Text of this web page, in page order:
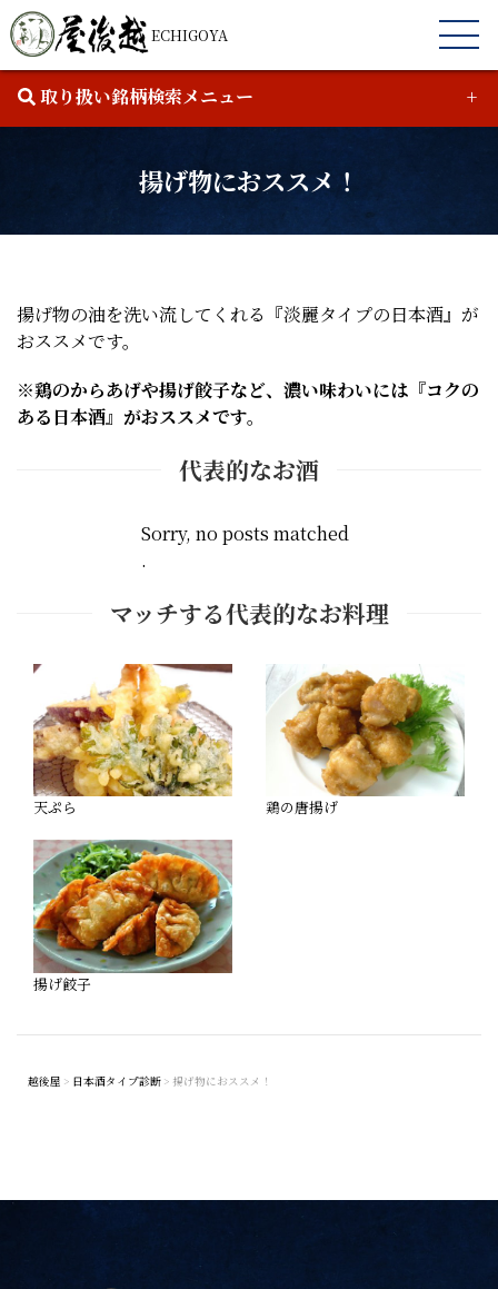
ECHIGOYA
取り扱い銘柄検索メニュー
￥0 -￥
揚げ物におススメ！
揚げ物の油を洗い流してくれる『淡麗タイプの日本酒』が
おススメです。
※鶏のからあげや揚げ餃子など、濃い味わいには『コクの
ある日本酒』がおススメです。
代表的なお酒
Sorry, no posts matched
.
マッチする代表的なお料理
天ぷら 鶏の唐揚げ
揚げ餃子
越後屋 > 日本酒タイプ診断 > 揚げ物におススメ！